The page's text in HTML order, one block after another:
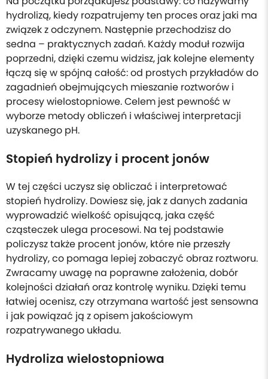
hydrolizą, kiedy rozpatrujemy ten proces oraz jaki ma
związek z odczynem. Następnie przechodzisz do
sedna – praktycznych zadań. Każdy moduł rozwija
poprzedni, dzięki czemu widzisz, jak kolejne elementy
łączą się w spójną całość: od prostych przykładów do
zagadnień obejmujących mieszanie roztworów i
procesy wielostopniowe. Celem jest pewność w
wyborze metody obliczeń i właściwej interpretacji
uzyskanego pH.
Stopień hydrolizy i procent jonów
W tej części uczysz się obliczać i interpretować
stopień hydrolizy. Dowiesz się, jak z danych zadania
wyprowadzić wielkość opisującą, jaka część
cząsteczek ulega procesowi. Na tej podstawie
policzysz także procent jonów, które nie przeszły
hydrolizy, co pomaga lepiej zobaczyć obraz roztworu.
Zwracamy uwagę na poprawne założenia, dobór
kolejności działań oraz kontrolę wyniku. Dzięki temu
łatwiej ocenisz, czy otrzymana wartość jest sensowna
i jak powiązać ją z opisem jakościowym
rozpatrywanego układu.
Hydroliza wielostopniowa